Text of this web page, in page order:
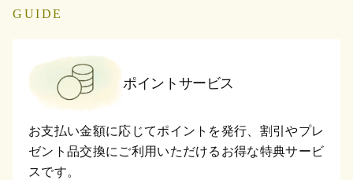
GUIDE
ポイントサービス
お支払い金額に応じてポイントを発行、割引やプレ
ゼント品交換にご利用いただけるお得な特典サービ
スです。